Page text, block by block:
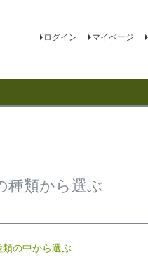
ログイン マイページ
種類から選ぶ
類の中から選ぶ